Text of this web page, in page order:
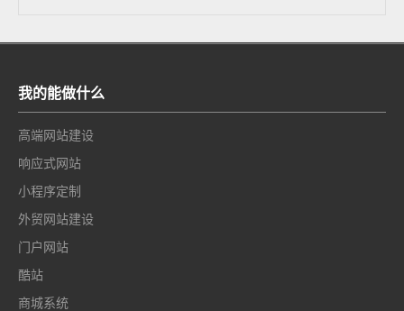
我的能做什么
高端网站建设
响应式网站
小程序定制
外贸网站建设
门户网站
酷站
商城系统